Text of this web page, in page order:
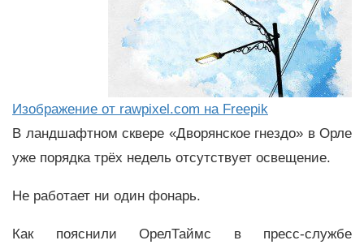
Изображение от rawpixel.com на Freepik
В ландшафтном сквере «Дворянское гнездо» в Орле
уже порядка трёх недель отсутствует освещение.
Не работает ни один фонарь.
Как пояснили ОрелТаймс в пресс-службе